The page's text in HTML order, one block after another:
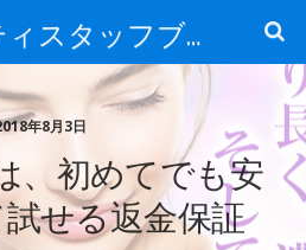
アイエスティスタッフブログ
年8月3日
、初めてでも安
せる返金保証